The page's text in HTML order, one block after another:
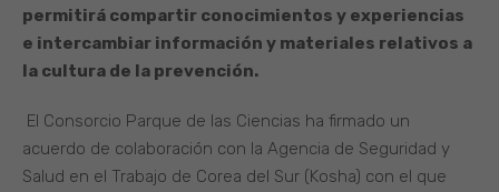
permitirá compartir conocimientos y experiencias
e intercambiar información y materiales relativos a
la cultura de la prevención.
El Consorcio Parque de las Ciencias ha firmado un
acuerdo de colaboración con la Agencia de Seguridad y
Salud en el Trabajo de Corea del Sur (Kosha) con el que